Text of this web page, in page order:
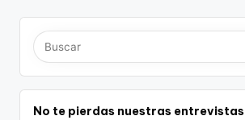
No te pierdas nuestras entrevistas